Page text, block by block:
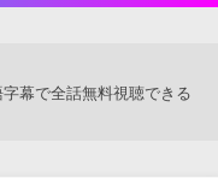
幕で全話無料視聴できる